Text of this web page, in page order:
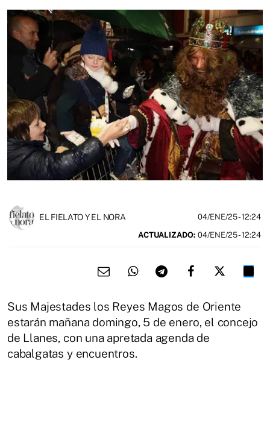
EL FIELATO Y EL NORA 04/ENE/25- 12:24
ACTUALIZADO: 04/ENE/25 - 12:24
Sus Majestades los Reyes Magos de Oriente
estarán mañana domingo, 5 de enero, el concejo
de Llanes, con una apretada agenda de
cabalgatas y encuentros.